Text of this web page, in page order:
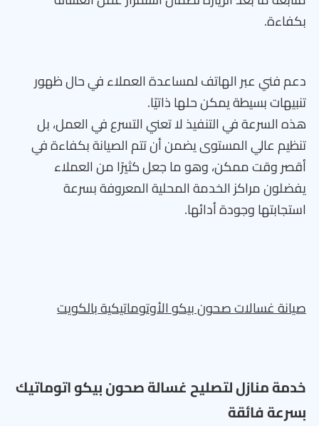
بكفاءة.
دعم فني عبر الهاتف لمساعدة العملاء في حال ظهور
تنبيهات بسيطة يمكن حلها ذاتيًا.
هذه السرعة في التنفيذ لا تعني التسرع في العمل، بل
تنظيم عالي المستوى يضمن أن تتم الصيانة بكفاءة في
أقصر وقت ممكن، وهو ما جعل كثيرًا من العملاء
يفضلون مراكز الخدمة المحلية المعروفة بسرعة
استجابتها وجودة أدائها.
صيانة غسالات صحون بيكو الأوتوماتيكية بالكويت
خدمة منازل لتصليح غسالة صحون بيكو اتوماتيك
بسرعة فائقة